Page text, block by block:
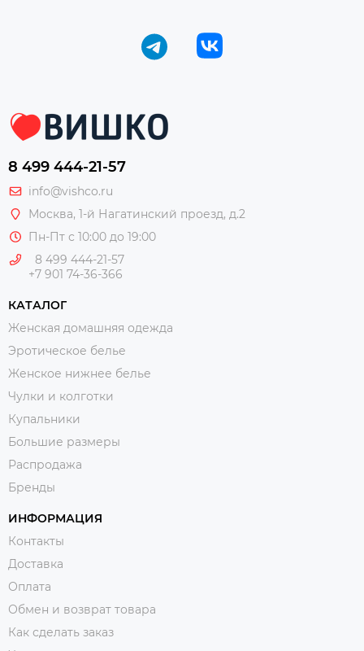
8 499 444-21-57
info@vishco.ru
Москва, 1-й Нагатинский проезд, д.2
Пн-Пт с 10:00 до 19:00
8 499 444-21-57
+7 901 74-36-366
КАТАЛОГ
Женская домашняя одежда
Эротическое белье
Женское нижнее белье
Чулки и колготки
Купальники
Большие размеры
Распродажа
Бренды
ИНФОРМАЦИЯ
Контакты
Доставка
Оплата
Обмен и возврат товара
Как сделать заказ